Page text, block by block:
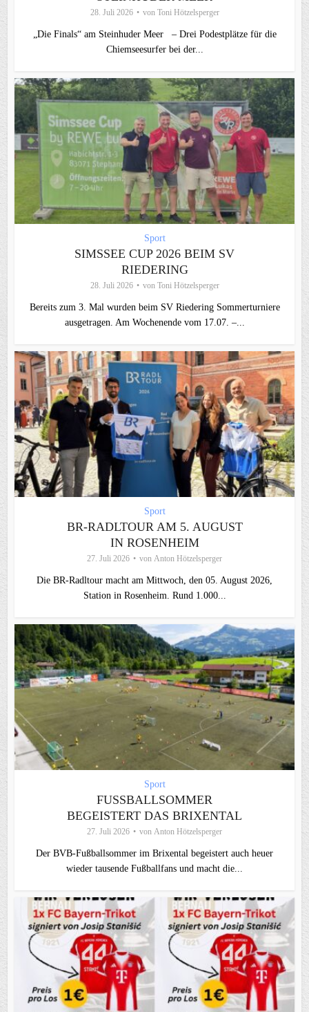
28. Juli 2026 von Toni Hötzelsperger
„Die Finals“ am Steinhuder Meer – Drei Podestplätze für die
Chiemseesurfer bei der...
Sport
SIMSSEE CUP 2026 BEIM SV
RIEDERING
28. Juli 2026 von Toni Hötzelsperger
Bereits zum 3. Mal wurden beim SV Riedering Sommerturniere
ausgetragen. Am Wochenende vom 17.07. –...
Sport
BR-RADLTOUR AM 5. AUGUST
IN ROSENHEIM
27. Juli 2026 von Anton Hötzelsperger
Die BR-Radltour macht am Mittwoch, den 05. August 2026,
Station in Rosenheim. Rund 1.000...
Sport
FUSSBALLSOMMER B
EGEISTERT DAS BRIXENTAL
27. Juli 2026 von Anton Hötzelsperger
Der BVB-Fußballsommer im Brixental begeistert auch heuer
wieder tausende Fußballfans und macht die...